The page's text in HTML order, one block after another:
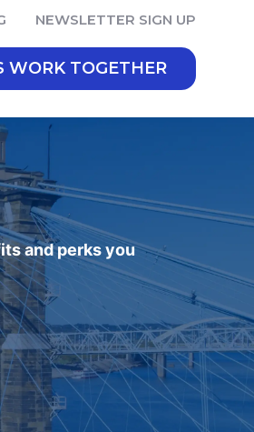
NEWSLETTER SIGN UP
WORK TOGETHER
and perks you